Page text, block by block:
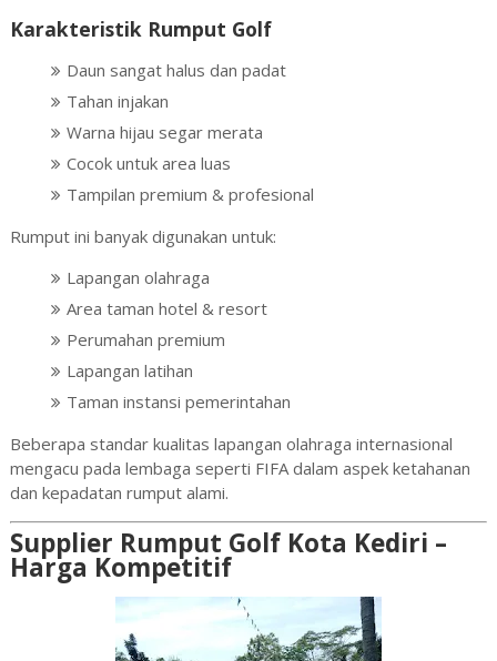
Karakteristik Rumput Golf
Daun sangat halus dan padat
Tahan injakan
Warna hijau segar merata
Cocok untuk area luas
Tampilan premium & profesional
Rumput ini banyak digunakan untuk:
Lapangan olahraga
Area taman hotel & resort
Perumahan premium
Lapangan latihan
Taman instansi pemerintahan
Beberapa standar kualitas lapangan olahraga internasional
mengacu pada lembaga seperti FIFAdalam aspek ketahanan
dan kepadatan rumput alami.
Supplier Rumput Golf Kota Kediri –
Harga Kompetitif